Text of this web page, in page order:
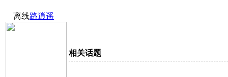
离线路逍遥
相关话题